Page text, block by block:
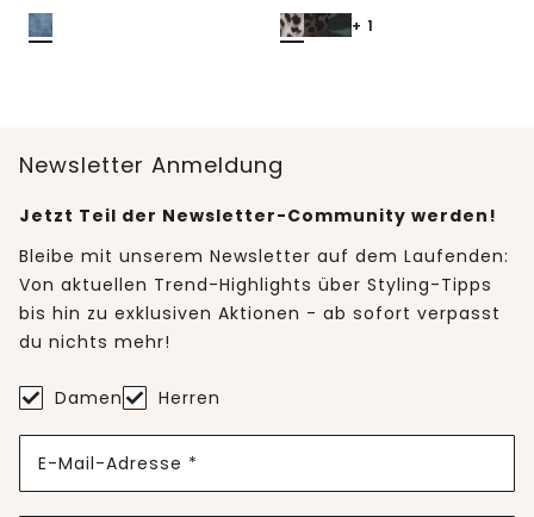
+ 1
Newsletter Anmeldung
Jetzt Teil der Newsletter-Community werden!
Bleibe mit unserem Newsletter auf dem Laufenden:
Von aktuellen Trend-Highlights über Styling-Tipps
bis hin zu exklusiven Aktionen - ab sofort verpasst
du nichts mehr!
Damen Herren
E-Mail-Adresse *